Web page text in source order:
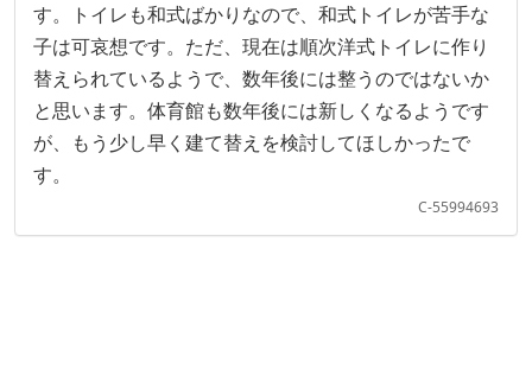
す。トイレも和式ばかりなので、和式トイレが苦手な
子は可哀想です。ただ、現在は順次洋式トイレに作り
替えられているようで、数年後には整うのではないか
と思います。体育館も数年後には新しくなるようです
が、もう少し早く建て替えを検討してほしかったで
す。
C-55994693